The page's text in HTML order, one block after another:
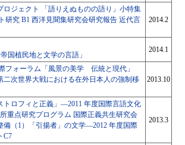
ロジェクト 「語りえぬものの語り」小特集
研究 B1 西洋見聞集研究会研究報告 近代言
2014.2
国植民地と文学の言語」
2014.1
ォーラム「風景の美学 伝統と現代」
二次世界大戦における在外日本人の強制移
2013.10
トロフィと正義」―2011 年度国際言語文化
重点研究プログラム 国際正義共生研究会
備（1）「引揚者」の文学―2012 年度国際
C7
2013.3